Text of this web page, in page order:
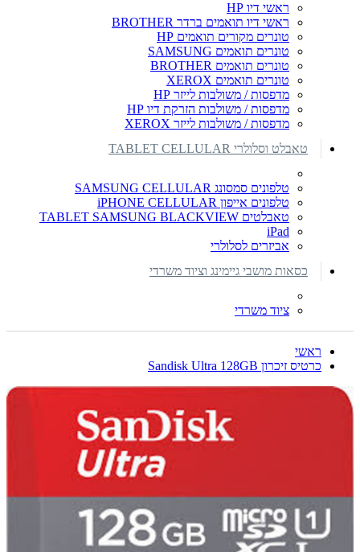
ראשי דיו HP
ראשי דיו תואמים ברדר BROTHER
טונרים מקורים תואמים HP
טונרים תואמים SAMSUNG
טונרים תואמים BROTHER
טונרים תואמים XEROX
מדפסות / משולבות לייזר HP
מדפסות / משולבות הזרקת דיו HP
מדפסות / משולבות לייזר XEROX
טאבלט וסלולרי TABLET CELLULAR
טלפונים סמסונג SAMSUNG CELLULAR
טלפונים אייפון iPHONE CELLULAR
טאבלטים TABLET SAMSUNG BLACKVIEW
iPad
אביזרים לסלולרי
כסאות מושבי גיימינג וציוד משרדי
ציוד משרדי
ראשי
כרטיס זיכרון Sandisk Ultra 128GB